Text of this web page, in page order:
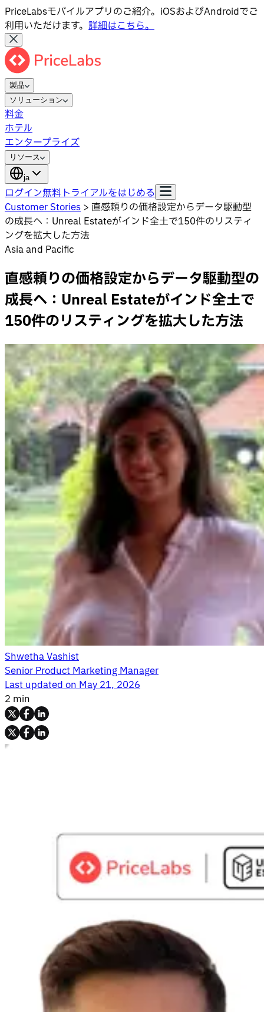
PriceLabsモバイルアプリのご紹介。iOSおよびAndroidでご
利用いただけます。 詳細はこちら。
製品
ソリューション
料金
ホテル
エンタープライズ
リソース
ja
ログイン無料トライアルをはじめる
Customer Stories > 直感頼りの価格設定からデータ駆動型
の成長へ：Unreal Estateがインド全土で150件のリスティ
ングを拡大した方法
Asia and Pacific
直感頼りの価格設定からデータ駆動型の
成長へ：Unreal Estateがインド全土で
150件のリスティングを拡大した方法
Shwetha Vashist
Senior Product Marketing Manager
Last updated onMay 21, 2026
2 min